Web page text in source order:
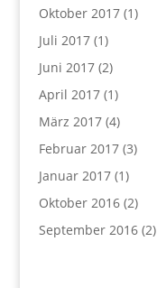
Oktober 2017(1)
Juli 2017(1)
Juni 2017(2)
April 2017(1)
März 2017(4)
Februar 2017(3)
Januar 2017(1)
Oktober 2016(2)
September 2016(2)